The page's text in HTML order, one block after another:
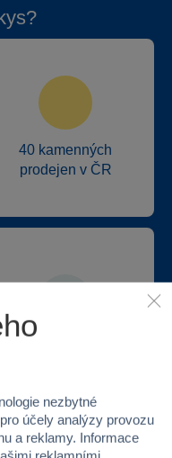
40 kamenných
prodejen v ČR
nezbytné
účely analýzy provozu
a reklamy. Informace